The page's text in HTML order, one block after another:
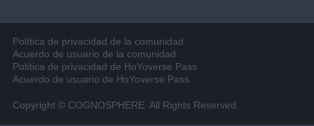
Política de privacidad de la comunidad
Acuerdo de usuario de la comunidad
Política de privacidad de HoYoverse Pass
Acuerdo de usuario de HoYoverse Pass
Copyright © COGNOSPHERE. All Rights Reserved.